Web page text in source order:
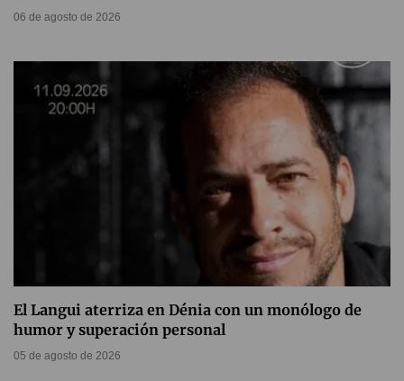
06 de agosto de 2026
El Langui aterriza en Dénia con un monólogo de
humor y superación personal
05 de agosto de 2026